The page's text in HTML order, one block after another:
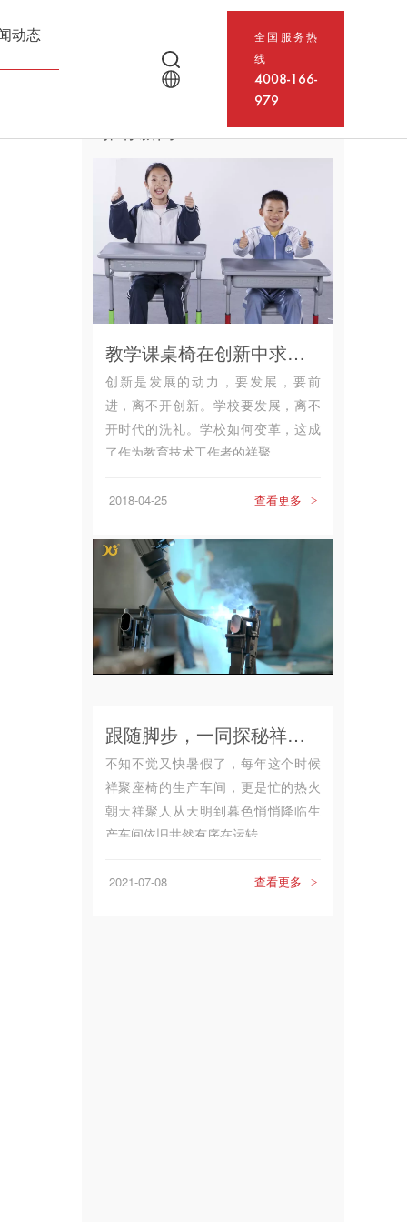
动态
全国服务热
线
4008-166-
979
教学课桌椅在创新中求发展，迎来人文关怀时代
创新是发展的动力，要发展，要前
进，离不开创新。学校要发展，离不
开时代的洗礼。学校如何变革，这成
了作为教育技术工作者的祥聚...
2018-04-25 查看更多 >
跟随脚步，一同探秘祥聚工厂的日与夜
不知不觉又快暑假了，每年这个时候
祥聚座椅的生产车间，更是忙的热火
朝天祥聚人从天明到暮色悄悄降临生
产车间依旧井然有序在运转...
2021-07-08 查看更多 >